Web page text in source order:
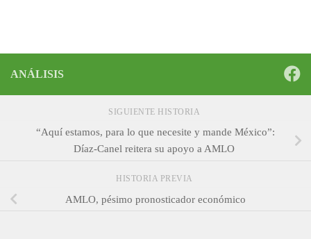
ANÁLISIS
SIGUIENTE HISTORIA
“Aquí estamos, para lo que necesite y mande México”:
Díaz-Canel reitera su apoyo a AMLO
HISTORIA PREVIA
AMLO, pésimo pronosticador económico